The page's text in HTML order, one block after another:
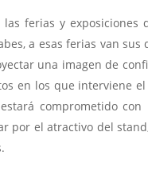
las ferias y
a esas ferias van
una imagen de
en los que interviene
comprometido
por el atractivo del